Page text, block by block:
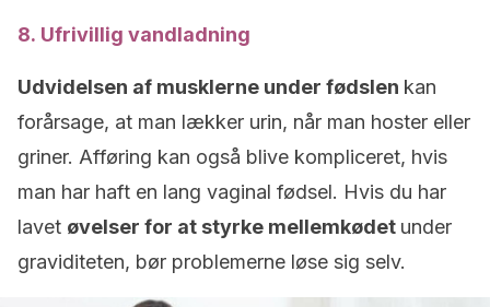
8. Ufrivillig vandladning
Udvidelsen af musklerne under fødslen kan
forårsage, at man lækker urin, når man hoster eller
griner. Afføring kan også blive kompliceret, hvis
man har haft en lang vaginal fødsel. Hvis du har
lavet øvelser for at styrke mellemkødet under
graviditeten, bør problemerne løse sig selv.